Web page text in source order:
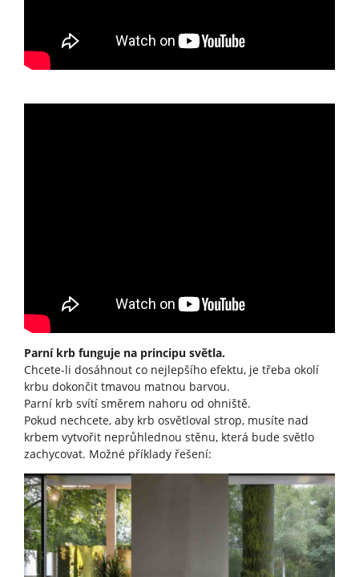
Parní krb funguje na principu světla.
Chcete-li dosáhnout co nejlepšího efektu, je třeba okolí
krbu dokončit tmavou matnou barvou.
Parní krb svítí směrem nahoru od ohniště.
Pokud nechcete, aby krb osvětloval strop, musíte nad
krbem vytvořit neprůhlednou stěnu, která bude světlo
zachycovat. Možné příklady řešení: